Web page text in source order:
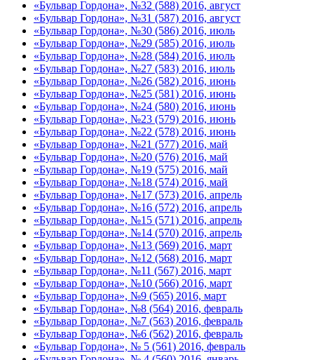
«Бульвар Гордона», №32 (588) 2016, август
«Бульвар Гордона», №31 (587) 2016, август
«Бульвар Гордона», №30 (586) 2016, июль
«Бульвар Гордона», №29 (585) 2016, июль
«Бульвар Гордона», №28 (584) 2016, июль
«Бульвар Гордона», №27 (583) 2016, июль
«Бульвар Гордона», №26 (582) 2016, июнь
«Бульвар Гордона», №25 (581) 2016, июнь
«Бульвар Гордона», №24 (580) 2016, июнь
«Бульвар Гордона», №23 (579) 2016, июнь
«Бульвар Гордона», №22 (578) 2016, июнь
«Бульвар Гордона», №21 (577) 2016, май
«Бульвар Гордона», №20 (576) 2016, май
«Бульвар Гордона», №19 (575) 2016, май
«Бульвар Гордона», №18 (574) 2016, май
«Бульвар Гордона», №17 (573) 2016, апрель
«Бульвар Гордона», №16 (572) 2016, апрель
«Бульвар Гордона», №15 (571) 2016, апрель
«Бульвар Гордона», №14 (570) 2016, апрель
«Бульвар Гордона», №13 (569) 2016, март
«Бульвар Гордона», №12 (568) 2016, март
«Бульвар Гордона», №11 (567) 2016, март
«Бульвар Гордона», №10 (566) 2016, март
«Бульвар Гордона», №9 (565) 2016, март
«Бульвар Гордона», №8 (564) 2016, февраль
«Бульвар Гордона», №7 (563) 2016, февраль
«Бульвар Гордона», №6 (562) 2016, февраль
«Бульвар Гордона», № 5 (561) 2016, февраль